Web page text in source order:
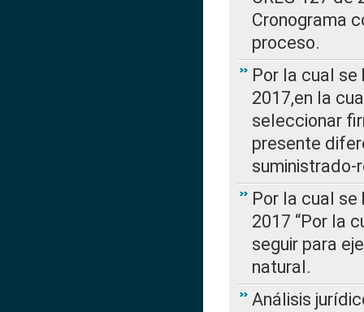
Cronograma
proceso.
Por la cual se
2017,en la
seleccionar
presente
Por la cual se
2017 “Por la
seguir para
natural.
Análisis